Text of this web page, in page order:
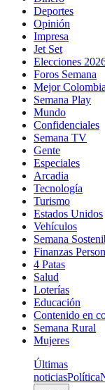
Deportes
Opinión
Impresa
Jet Set
Elecciones
Foros Semana
Mejor Colombia
Semana Play
Mundo
Confidenciales
Semana TV
Gente
Especiales
Arcadia
Tecnología
Turismo
Estados Unidos
Vehículos
Semana
Finanzas
4 Patas
Salud
Loterías
Educación
Contenido en
Semana Rural
Mujeres
Últimas
noticiasPolítica